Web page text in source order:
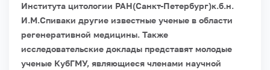
Института цитологии РАН(Санкт-Петербург)к.б.н.
И.М.Спиваки другие известные ученые в области
регенеративной медицины. Также
исследовательские доклады представят молодые
ученые КубГМУ, являющиеся членами научной